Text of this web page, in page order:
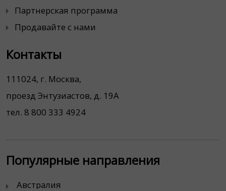
Партнерская программа
Продавайте с нами
Контакты
111024, г. Москва,
проезд Энтузиастов, д. 19А
тел. 8 800 333 4924
Популярные направления
Австралия